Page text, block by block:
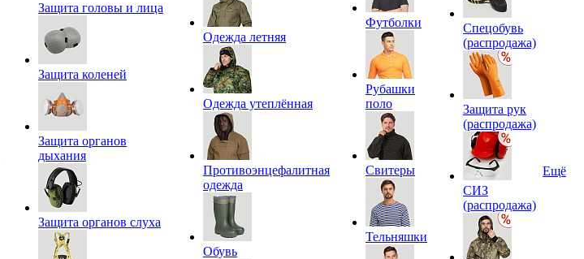
Защита головы и лица
Защита коленей
Защита органов
дыхания
Защита органов слуха
Одежда летняя
Одежда утеплённая
Противоэнцефалитная
одежда
Обувь
Футболки
Рубашки
поло
Свитеры
Тельняшки
Спецобувь
(распродажа)
Защита рук
(распродажа)
СИЗ
(распродажа)
Ещё